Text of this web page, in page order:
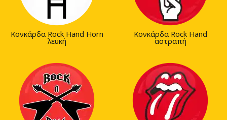
Κονκάρδα Rock Hand Horn
λευκή
Κονκάρδα Rock Hand
αστραπή